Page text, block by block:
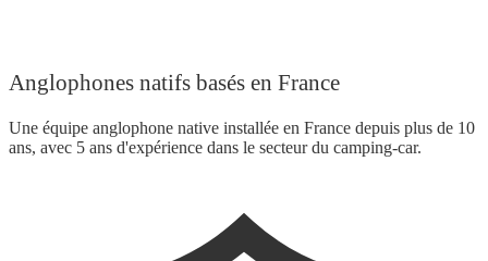
Anglophones natifs basés en France
Une équipe anglophone native installée en France depuis plus de 10
ans, avec 5 ans d'expérience dans le secteur du camping-car.